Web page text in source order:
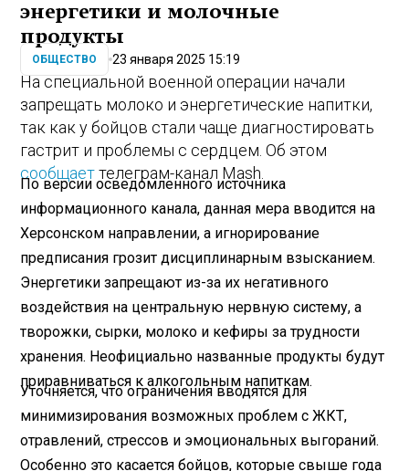
энергетики и молочные
продукты
ОБЩЕСТВО 23 января 2025 15:19
На специальной военной операции начали
запрещать молоко и энергетические напитки,
так как у бойцов стали чаще диагностировать
гастрит и проблемы с сердцем. Об этом
сообщаеттелеграм-канал Mash.
По версии осведомленного источника
информационного канала, данная мера вводится на
Херсонском направлении, а игнорирование
предписания грозит дисциплинарным взысканием.
Энергетики запрещают из-за их негативного
воздействия на центральную нервную систему, а
творожки, сырки, молоко и кефиры за трудности
хранения. Неофициально названные продукты будут
приравниваться к алкогольным напиткам.
Уточняется, что ограничения вводятся для
минимизирования возможных проблем с ЖКТ,
отравлений, стрессов и эмоциональных выгораний.
Особенно это касается бойцов, которые свыше года